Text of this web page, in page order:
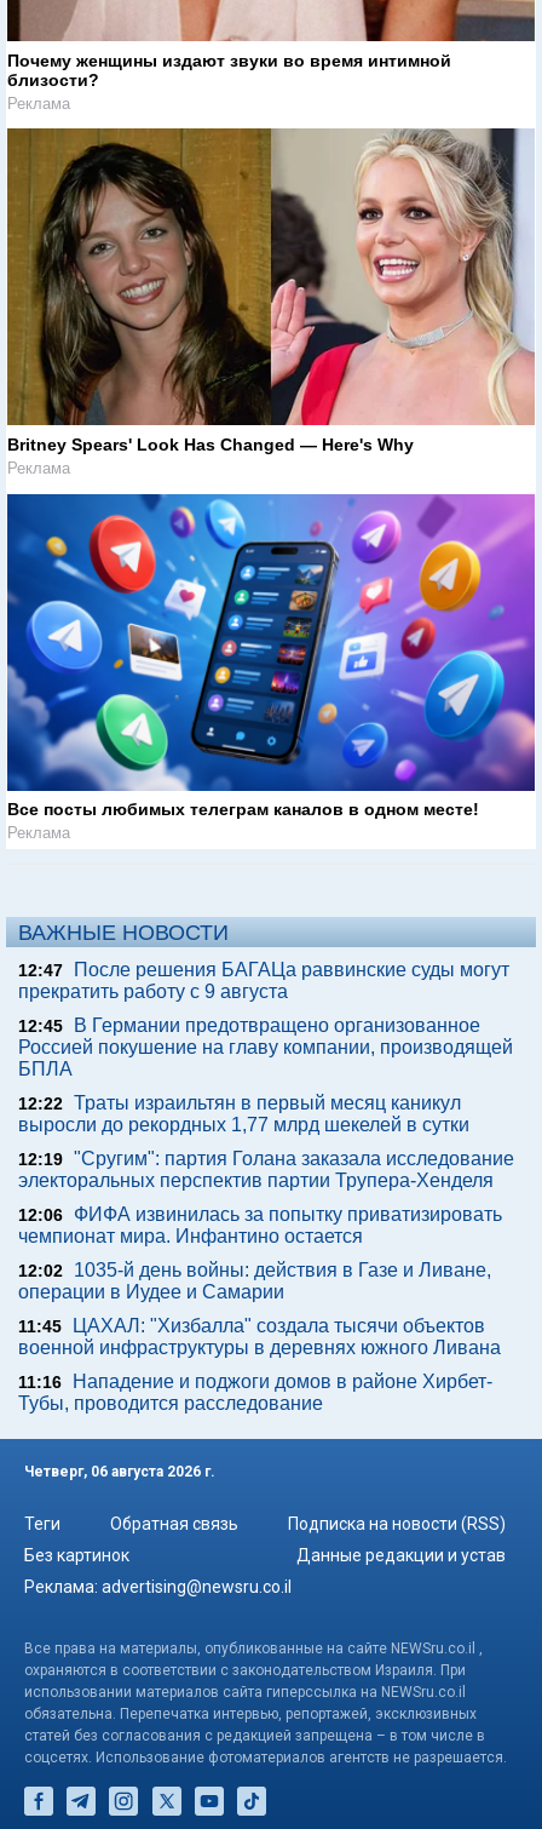
Почему женщины издают звуки во время интимной
близости?
Реклама
Britney Spears' Look Has Changed — Here's Why
Реклама
Все посты любимых телеграм каналов в одном месте!
Реклама
ВАЖНЫЕ НОВОСТИ
12:47
После решения БАГАЦа раввинские суды могут
прекратить работу с 9 августа
12:45
В Германии предотвращено организованное
Россией покушение на главу компании, производящей
БПЛА
12:22 Траты израильтян в первый месяц каникул
выросли до рекордных 1,77 млрд шекелей в сутки
12:19 "Сругим": партия Голана заказала исследование
электоральных перспектив партии Трупера-Хенделя
12:06
ФИФА извинилась за попытку приватизировать
чемпионат мира. Инфантино остается
12:02
1035-й день войны: действия в Газе и Ливане,
операции в Иудее и Самарии
11:45
ЦАХАЛ: "Хизбалла" создала тысячи объектов
военной инфраструктуры в деревнях южного Ливана
11:16
Нападение и поджоги домов в районе Хирбет-
Тубы, проводится расследование
Четверг, 06 августа 2026 г.
Теги Обратная связь
Подписка на новости (RSS)
Без картинок
Данные редакции и устав
Реклама: advertising@newsru.co.il
Все права на материалы, опубликованные на сайте NEWSru.co.il ,
охраняются в соответствии с законодательством Израиля. При
использовании материалов сайта гиперссылка на NEWSru.co.il
обязательна. Перепечатка интервью, репортажей, эксклюзивных
статей без согласования с редакцией запрещена – в том числе в
соцсетях. Использование фотоматериалов агентств не разрешается.